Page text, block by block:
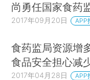
尚勇任国家食药
2017年09月20日 APP
食药监局资源增
食品安全担心减
2017年04月28日 APP